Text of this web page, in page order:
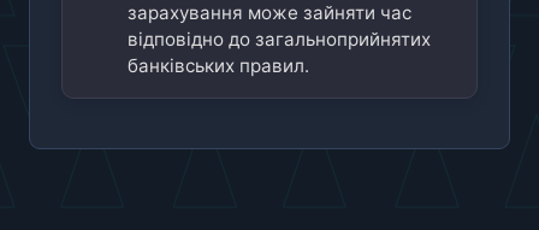
зарахування може зайняти час
відповідно до загальноприйнятих
банківських правил.